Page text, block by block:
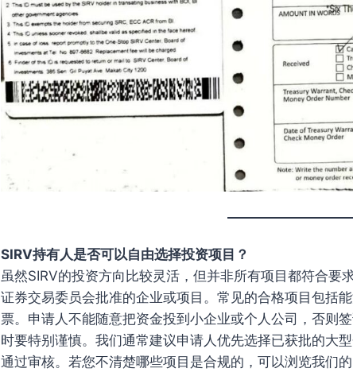
SIRV持有人是否可以自由选择投资项目？
虽然SIRV的投资方向比较灵活，但并非所有项目都符合要
证券交易委员会批准的企业或项目。常见的合格项目包括
票。申请人不能随意把资金投到小企业或个人公司，否则
时要特别谨慎。我们通常建议申请人优先选择已获批的大
通过审核。若您不清楚哪些项目是合规的，可以浏览我们